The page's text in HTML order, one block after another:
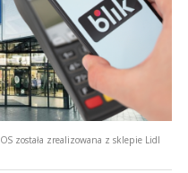
została zrealizowana z sklepie Lidl